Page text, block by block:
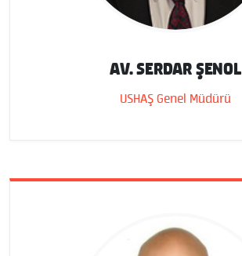
AV. SERDAR ŞENOL
USHAŞ Genel Müdürü